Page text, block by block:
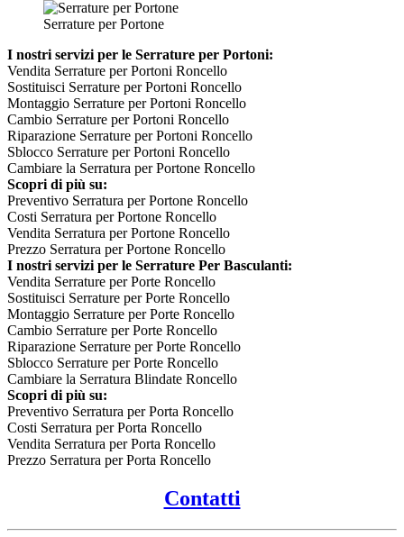
Serrature per Portone
I nostri servizi per le Serrature per Portoni:
Vendita Serrature per Portoni Roncello
Sostituisci Serrature per Portoni Roncello
Montaggio Serrature per Portoni Roncello
Cambio Serrature per Portoni Roncello
Riparazione Serrature per Portoni Roncello
Sblocco Serrature per Portoni Roncello
Cambiare la Serratura per Portone Roncello
Scopri di più su:
Preventivo Serratura per Portone Roncello
Costi Serratura per Portone Roncello
Vendita Serratura per Portone Roncello
Prezzo Serratura per Portone Roncello
I nostri servizi per le Serrature Per Basculanti:
Vendita Serrature per Porte Roncello
Sostituisci Serrature per Porte Roncello
Montaggio Serrature per Porte Roncello
Cambio Serrature per Porte Roncello
Riparazione Serrature per Porte Roncello
Sblocco Serrature per Porte Roncello
Cambiare la Serratura Blindate Roncello
Scopri di più su:
Preventivo Serratura per Porta Roncello
Costi Serratura per Porta Roncello
Vendita Serratura per Porta Roncello
Prezzo Serratura per Porta Roncello
Contatti